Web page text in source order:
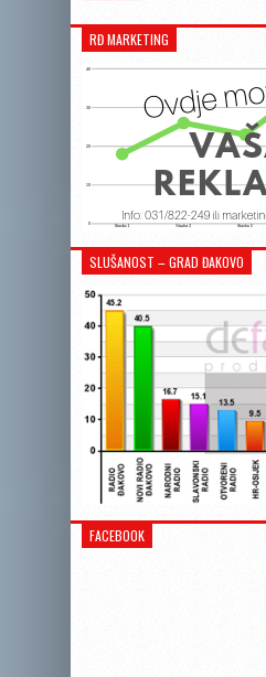
RĐ MARKETING
SLUŠANOST – GRAD ĐAKOVO
FACEBOOK